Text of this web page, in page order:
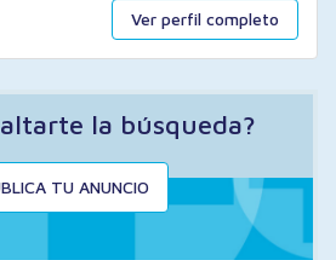
Ver perfil completo
la búsqueda?
TU ANUNCIO